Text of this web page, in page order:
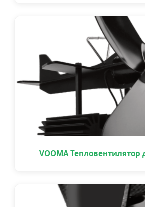
VOOMA